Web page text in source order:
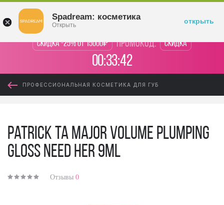
Скидка -25% от 15000₽ промокод: Скидка
00:33:42
ПРОФЕССИОНАЛЬНАЯ КОСМЕТИКА ДЛЯ ГУБ
Patrick Ta Major Volume Plumping
Gloss Need Her 9ml
Отзывы 0
Spadream: косметика
Открыть открыть